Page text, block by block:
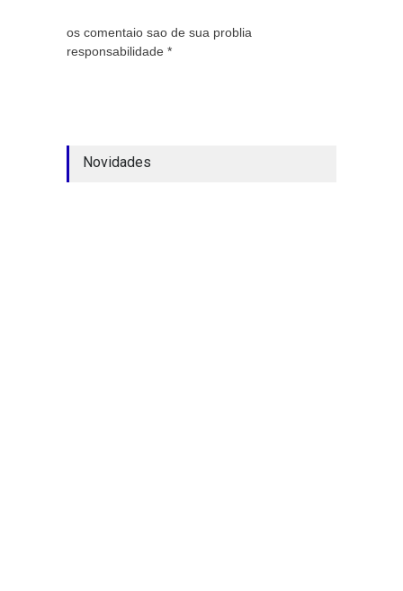
os comentaio sao de sua problia
responsabilidade *
Novidades